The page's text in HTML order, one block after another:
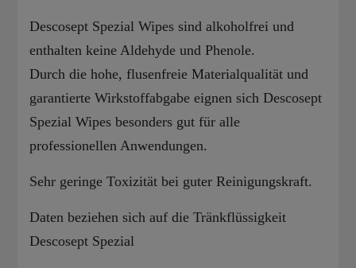
Descosept Spezial Wipes sind alkoholfrei und
enthalten keine Aldehyde und Phenole.
Durch die hohe, flusenfreie Materialqualität und
garantierte Wirkstoffabgabe eignen sich Descosept
Spezial Wipes besonders gut für alle
professionellen Anwendungen.
Sehr geringe Toxizität bei guter Reinigungskraft.
Daten beziehen sich auf die Tränkflüssigkeit
Descosept Spezial